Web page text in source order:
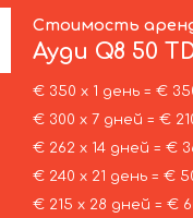
Стоимость
Ауди Q8 50
€ 350 х 1 день = €
€ 300 х 7 дней = €
€ 262 х 14 дней = €
€ 240 х 21 день = €
€ 215 х 28 дней = €